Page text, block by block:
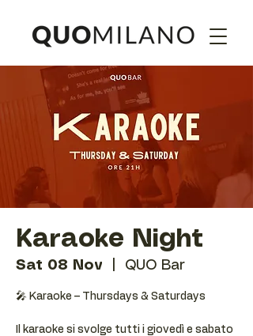
Karaoke Night
Sat 08 Nov QUO Bar
🎤 Karaoke – Thursdays & Saturdays
Il karaoke si svolge tutti i giovedì e sabato